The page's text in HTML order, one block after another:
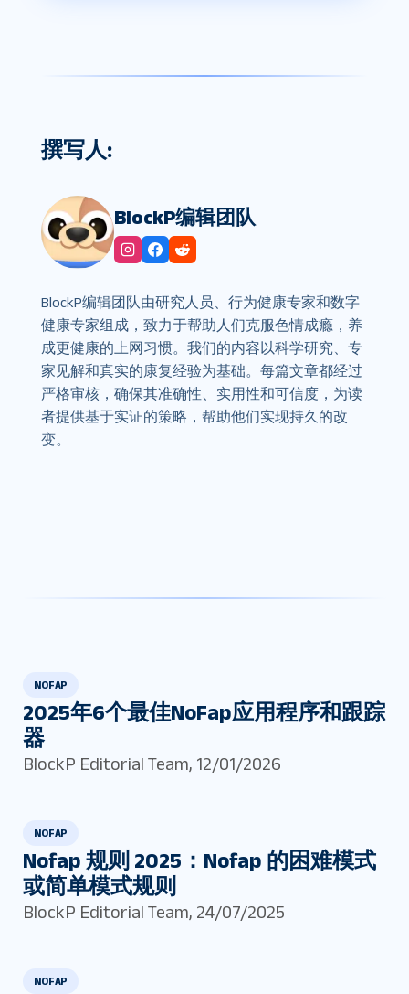
撰写人:
BlockP编辑团队
BlockP编辑团队由研究人员、行为健康专家和数字
健康专家组成，致力于帮助人们克服色情成瘾，养
成更健康的上网习惯。我们的内容以科学研究、专
家见解和真实的康复经验为基础。每篇文章都经过
严格审核，确保其准确性、实用性和可信度，为读
者提供基于实证的策略，帮助他们实现持久的改
变。
NOFAP
2025年6个最佳NoFap应用程序和跟踪
器
BlockP Editorial Team, 12/01/2026
NOFAP
Nofap 规则 2025：Nofap 的困难模式
或简单模式规则
BlockP Editorial Team, 24/07/2025
NOFAP